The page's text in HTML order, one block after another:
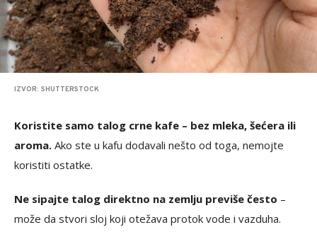
IZVOR: SHUTTERSTOCK
Koristite samo talog crne kafe – bez mleka, šećera ili
aroma. Ako ste u kafu dodavali nešto od toga, nemojte
koristiti ostatke.
Ne sipajte talog direktno na zemlju previše često –
može da stvori sloj koji otežava protok vode i vazduha.